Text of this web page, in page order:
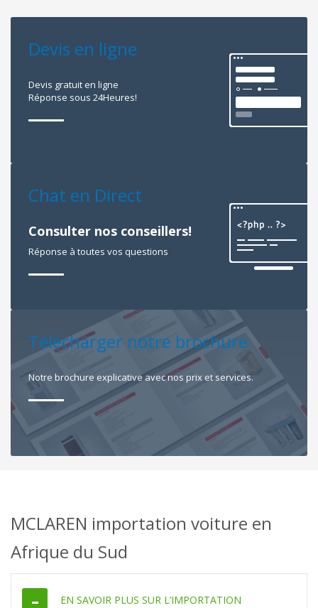
Devis en ligne
Devis gratuit en ligne
Réponse sous 24Heures!
Chat en Direct
Consulter nos conseillers!
Réponse à toutes vos questions
Télécharger notre brochure
Notre brochure explicative avec nos prix et services.
MCLAREN importation voiture en
Afrique du Sud
EN SAVOIR PLUS SUR L’IMPORTATION